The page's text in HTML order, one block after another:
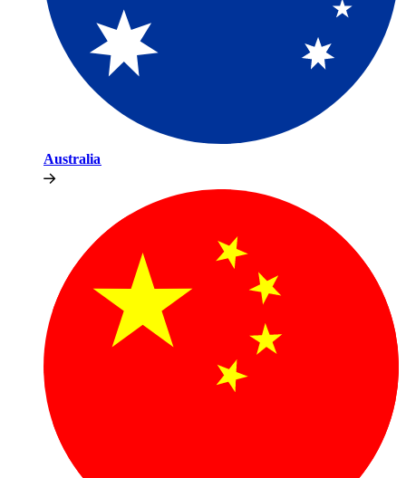
Australia​​